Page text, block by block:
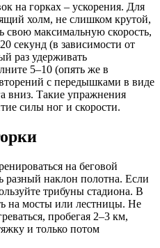
на горках – ускорения. Для
холм, не слишком крутой,
свою максимальную скорость,
секунд (в зависимости от
раз удерживать
5–10 (опять же в
с передышками в виде
вниз. Такие упражнения
силы ног и скорости.
на беговой
разный наклон полотна. Если
трибуны стадиона. В
на мосты или лестницы. Не
пробегая 2–3 км,
и только потом